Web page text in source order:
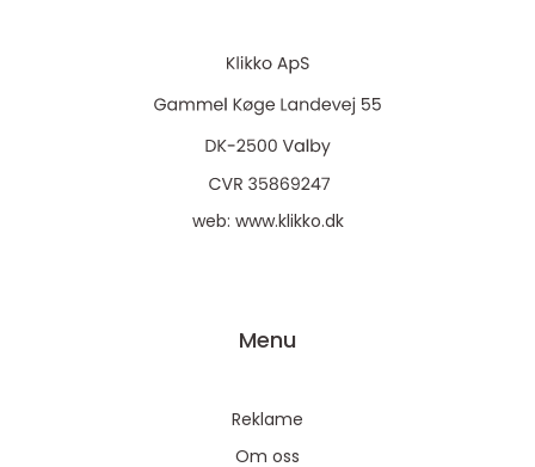
web: www.klikko.dk
Menu
Reklame
Om oss